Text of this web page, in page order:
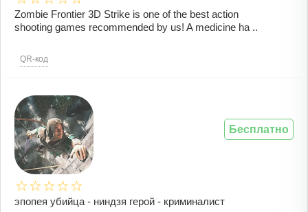
Zombie Frontier 3D Strike is one of the best action
shooting games recommended by us! A medicine ha ..
QR-код
эпопея убийца - ниндзя герой - криминалист
Бесплатно